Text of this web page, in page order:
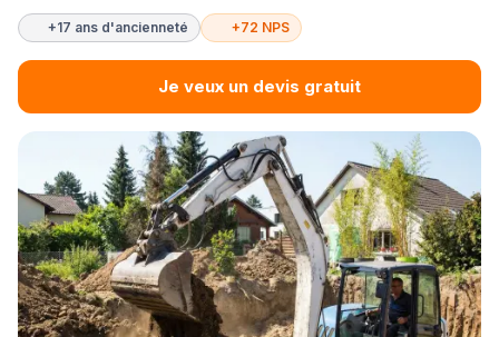
+17 ans d'ancienneté +72 NPS
Je veux un devis gratuit